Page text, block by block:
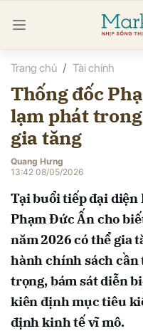
Trang chủ Tài chính
Thống đốc
lạm phát
gia tăng
Quang Hưng
13:42 08/05/2026
Tại buổi tiếp đại diện
Phạm Đức Ấn cho
năm 2026 có thể gia
hành chính sách
trọng, bám sát diễn
kiên định mục tiêu
định kinh tế vĩ mô.
luận